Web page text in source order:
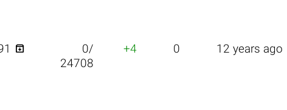

0/
24708
+4 0 12 years ago